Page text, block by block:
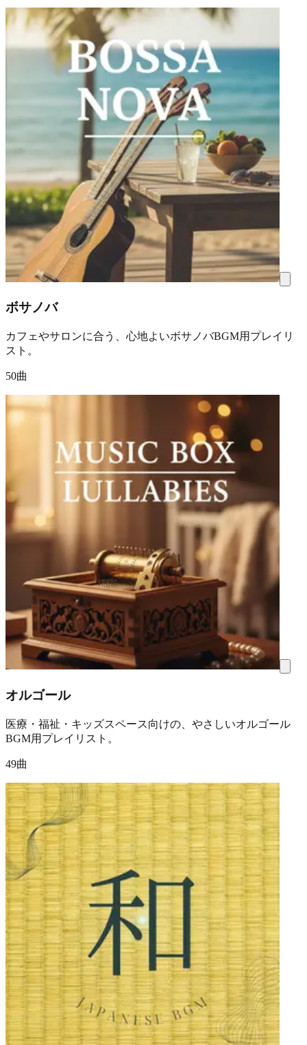
ボサノバ
カフェやサロンに合う、心地よいボサノバBGM用プレイリ
スト。
50曲
オルゴール
医療・福祉・キッズスペース向けの、やさしいオルゴール
BGM用プレイリスト。
49曲